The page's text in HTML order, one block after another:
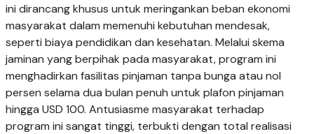
ini dirancang khusus untuk meringankan beban ekonomi
masyarakat dalam memenuhi kebutuhan mendesak,
seperti biaya pendidikan dan kesehatan. Melalui skema
jaminan yang berpihak pada masyarakat, program ini
menghadirkan fasilitas pinjaman tanpa bunga atau nol
persen selama dua bulan penuh untuk plafon pinjaman
hingga USD 100. Antusiasme masyarakat terhadap
program ini sangat tinggi, terbukti dengan total realisasi